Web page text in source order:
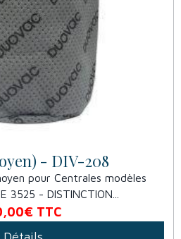
- DIV-208
pour Centrales modèles
3525 - DISTINCTION...
TTC